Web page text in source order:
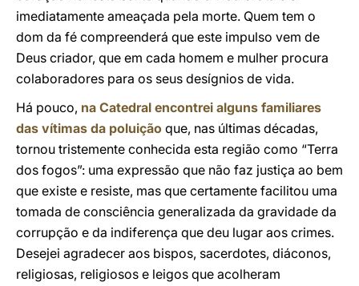
imediatamente ameaçada pela morte. Quem tem o
dom da fé compreenderá que este impulso vem de
Deus criador, que em cada homem e mulher procura
colaboradores para os seus desígnios de vida.
Há pouco, na Catedral encontrei alguns familiares
das vítimas da poluição que, nas últimas décadas,
tornou tristemente conhecida esta região como “Terra
dos fogos”: uma expressão que não faz justiça ao bem
que existe e resiste, mas que certamente facilitou uma
tomada de consciência generalizada da gravidade da
corrupção e da indiferença que deu lugar aos crimes.
Desejei agradecer aos bispos, sacerdotes, diáconos,
religiosas, religiosos e leigos que acolheram